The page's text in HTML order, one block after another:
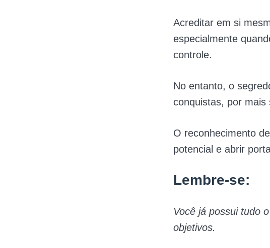
Acreditar em si
especialmente
controle.
No entanto, o
conquistas, por mais
O reconhecimento
potencial e abrir
Lembre-se:
Você já possui tudo
objetivos.